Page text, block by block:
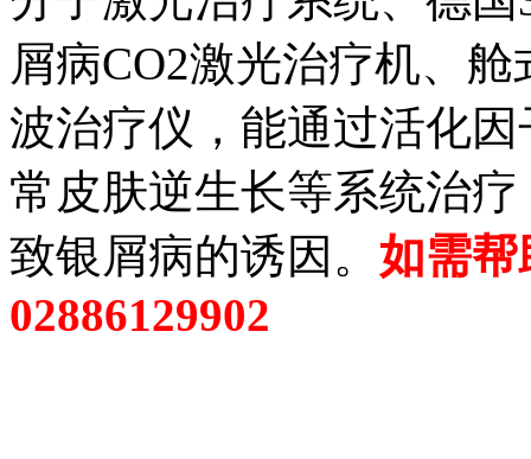
屑病CO2激光治疗机、
波治疗仪，能通过活化
常皮肤逆生长等系统治
致银屑病的诱因。 如需
02886129902